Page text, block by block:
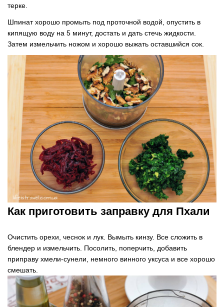
терке.
Шпинат хорошо промыть под проточной водой, опустить в
кипящую воду на 5 минут, достать и дать стечь жидкости.
Затем измельчить ножом и хорошо выжать оставшийся сок.
Как приготовить заправку для Пхали
Очистить орехи, чеснок и лук. Вымыть кинзу. Все сложить в
блендер и измельчить. Посолить, поперчить, добавить
приправу хмели-сунели, немного винного уксуса и все хорошо
смешать.